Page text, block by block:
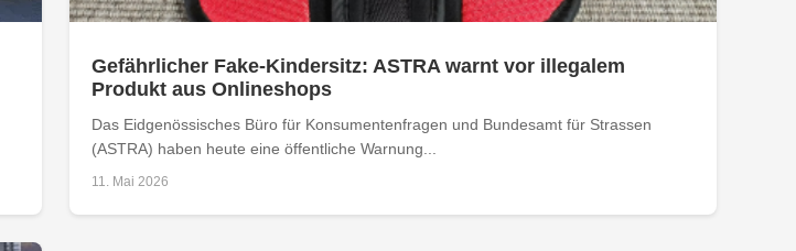
Gefährlicher Fake-Kindersitz: ASTRA warnt vor illegalem
Produkt aus Onlineshops
Das Eidgenössisches Büro für Konsumentenfragen und Bundesamt für Strassen
(ASTRA) haben heute eine öffentliche Warnung...
11. Mai 2026